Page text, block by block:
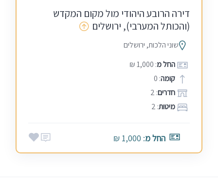
דירה הרובע היהודי מול מקום המקדש
(והכותל המערבי), ירושלים
שוני הלכות, ירושלים
החל מ: 1,000 ₪
קומה: 0
חדרים: 2
מיטות: 2
החל מ: 1,000 ₪